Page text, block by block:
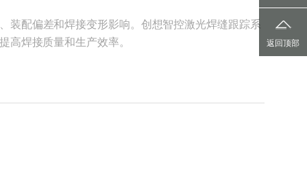
装配偏差和焊接变形影响。创想智控激光焊缝跟踪系
高焊接质量和生产效率。
返回顶部